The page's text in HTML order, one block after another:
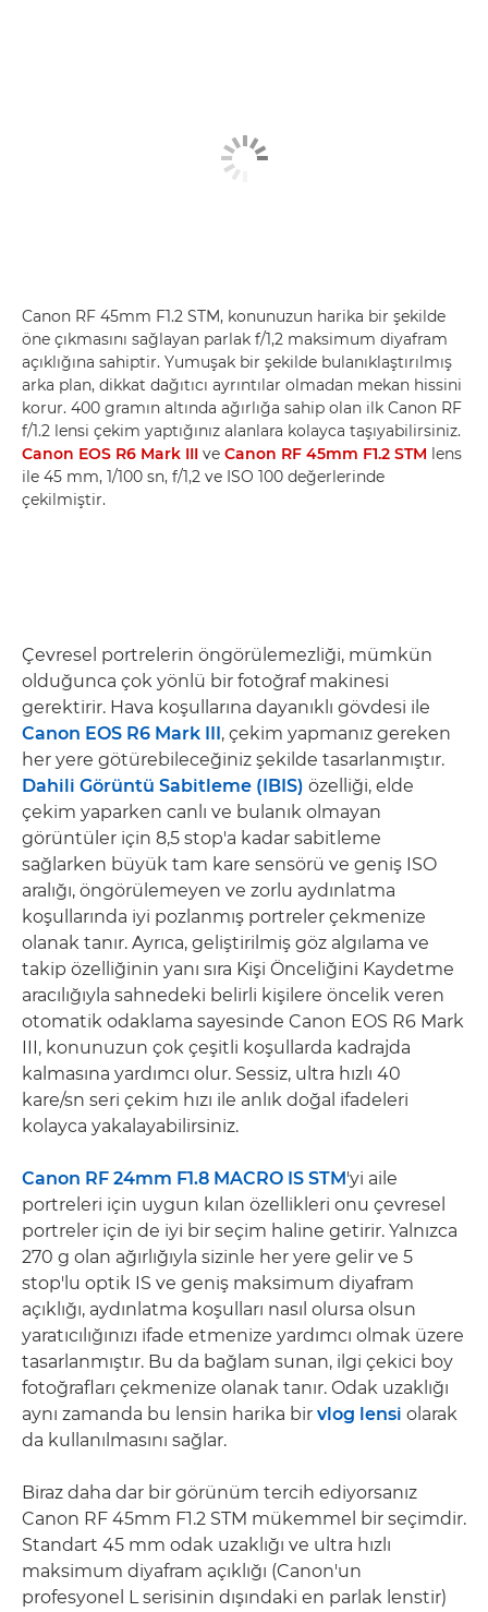
Canon RF 45mm F1.2 STM, konunuzun harika bir şekilde
öne çıkmasını sağlayan parlak f/1,2 maksimum diyafram
açıklığına sahiptir. Yumuşak bir şekilde bulanıklaştırılmış
arka plan, dikkat dağıtıcı ayrıntılar olmadan mekan hissini
korur. 400 gramın altında ağırlığa sahip olan ilk Canon RF
f/1.2 lensi çekim yaptığınız alanlara kolayca taşıyabilirsiniz.
Canon EOS R6 Mark III ve Canon RF 45mm F1.2 STM lens
ile 45 mm, 1/100 sn, f/1,2 ve ISO 100 değerlerinde
çekilmiştir.
Çevresel portrelerin öngörülemezliği, mümkün
olduğunca çok yönlü bir fotoğraf makinesi
gerektirir. Hava koşullarına dayanıklı gövdesi ile
Canon EOS R6 Mark III, çekim yapmanız gereken
her yere götürebileceğiniz şekilde tasarlanmıştır.
Dahili Görüntü Sabitleme (IBIS) özelliği, elde
çekim yaparken canlı ve bulanık olmayan
görüntüler için 8,5 stop'a kadar sabitleme
sağlarken büyük tam kare sensörü ve geniş ISO
aralığı, öngörülemeyen ve zorlu aydınlatma
koşullarında iyi pozlanmış portreler çekmenize
olanak tanır. Ayrıca, geliştirilmiş göz algılama ve
takip özelliğinin yanı sıra Kişi Önceliğini Kaydetme
aracılığıyla sahnedeki belirli kişilere öncelik veren
otomatik odaklama sayesinde Canon EOS R6 Mark
III, konunuzun çok çeşitli koşullarda kadrajda
kalmasına yardımcı olur. Sessiz, ultra hızlı 40
kare/sn seri çekim hızı ile anlık doğal ifadeleri
kolayca yakalayabilirsiniz.
Canon RF 24mm F1.8 MACRO IS STM'yi aile
portreleri için uygun kılan özellikleri onu çevresel
portreler için de iyi bir seçim haline getirir. Yalnızca
270 g olan ağırlığıyla sizinle her yere gelir ve 5
stop'lu optik IS ve geniş maksimum diyafram
açıklığı, aydınlatma koşulları nasıl olursa olsun
yaratıcılığınızı ifade etmenize yardımcı olmak üzere
tasarlanmıştır. Bu da bağlam sunan, ilgi çekici boy
fotoğrafları çekmenize olanak tanır. Odak uzaklığı
aynı zamanda bu lensin harika bir vlog lensi olarak
da kullanılmasını sağlar.
Biraz daha dar bir görünüm tercih ediyorsanız
Canon RF 45mm F1.2 STM mükemmel bir seçimdir.
Standart 45 mm odak uzaklığı ve ultra hızlı
maksimum diyafram açıklığı (Canon'un
profesyonel L serisinin dışındaki en parlak lenstir)